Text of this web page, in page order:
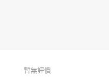
暫無評價